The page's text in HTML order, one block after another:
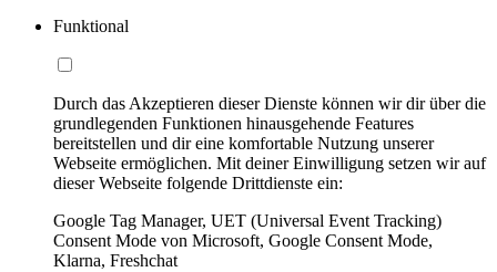
Funktional
Durch das Akzeptieren dieser Dienste können wir dir über die
grundlegenden Funktionen hinausgehende Features
bereitstellen und dir eine komfortable Nutzung unserer
Webseite ermöglichen. Mit deiner Einwilligung setzen wir auf
dieser Webseite folgende Drittdienste ein:
Google Tag Manager, UET (Universal Event Tracking)
Consent Mode von Microsoft, Google Consent Mode,
Klarna, Freshchat